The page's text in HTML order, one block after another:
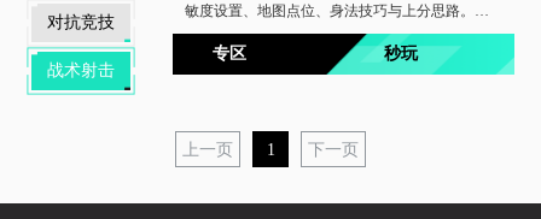
对抗竞技
战术射击
敏度设置、地图点位、身法技巧与上分思路。同
步和平精英图鉴大全最新版，收录全枪械图鉴、
皮肤载具、装备道具及物资数据。从青铜到王
牌，吃鸡必备的战术宝典。
专区 秒玩
上一页 1 下一页